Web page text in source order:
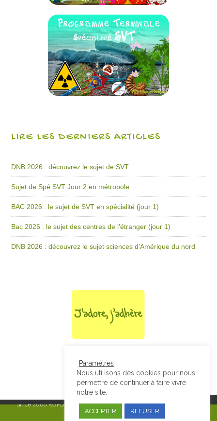
LIRE LES DERNIERS ARTICLES
DNB 2026 : découvrez le sujet de SVT
Sujet de Spé SVT Jour 2 en métropole
BAC 2026 : le sujet de SVT en spécialité (jour 1)
Bac 2026 : le sujet des centres de l’étranger (jour 1)
DNB 2026 : découvrez le sujet sciences d’Amérique du nord
Since 2008RGPD & Mentions Légales|Designed by Studio Thil - Site
internet - Charte graphique
Paramètres
Nous utilisons des cookies pour nous
permettre de continuer à faire vivre
notre site.
ACCEPTER REFUSER